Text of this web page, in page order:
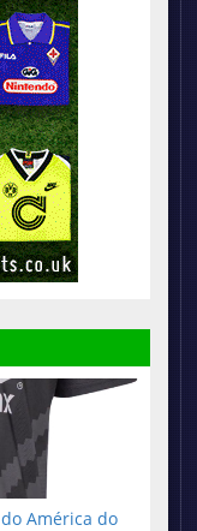
América do